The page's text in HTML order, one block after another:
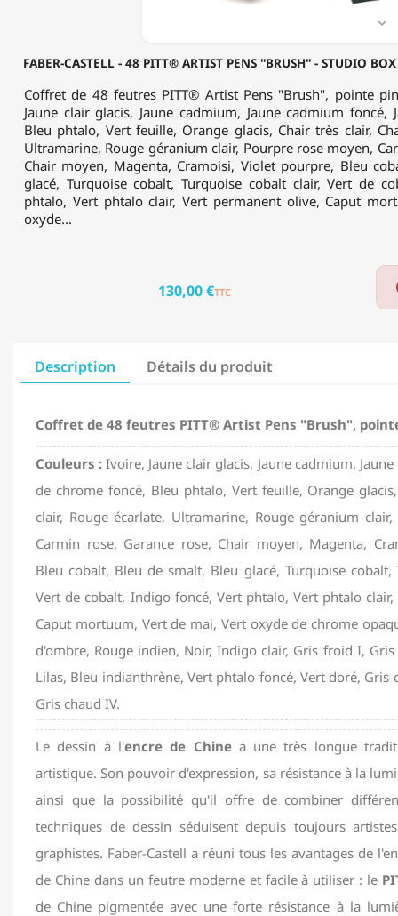
48
POINTE
PINCEAU
FABER-CASTELL - 48 PITT® ARTIST PENS "BRUSH" - STUDIO

Coffret de 48 feutres PITT® Artist Pens "Brush", pointe
Jaune clair glacis, Jaune cadmium, Jaune cadmium foncé,
Bleu phtalo, Vert feuille, Orange glacis, Chair très clair,
Ultramarine, Rouge géranium clair, Pourpre rose moyen,
Chair moyen, Magenta, Cramoisi, Violet pourpre, Bleu
glacé, Turquoise cobalt, Turquoise cobalt clair, Vert de
phtalo, Vert phtalo clair, Vert permanent olive, Caput
oxyde...
130,00 €TTC
Description Détails du produit
Coffret de 48 feutres PITT® Artist Pens "Brush",
Couleurs : Ivoire, Jaune clair glacis, Jaune cadmium,
de chrome foncé, Bleu phtalo, Vert feuille, Orange
clair, Rouge écarlate, Ultramarine, Rouge géranium
Carmin rose, Garance rose, Chair moyen, Magenta,
Bleu cobalt, Bleu de smalt, Bleu glacé, Turquoise cobalt,
Vert de cobalt, Indigo foncé, Vert phtalo, Vert phtalo
Caput mortuum, Vert de mai, Vert oxyde de chrome
d'ombre, Rouge indien, Noir, Indigo clair, Gris froid I,
Lilas, Bleu indianthrène, Vert phtalo foncé, Vert doré, Gris
Gris chaud IV.
Le dessin à l'encre de Chinea une très longue
artistique. Son pouvoir d'expression, sa résistance à la
ainsi que la possibilité qu'il offre de combiner
techniques de dessin séduisent depuis toujours
graphistes. Faber-Castell a réuni tous les avantages de
de Chine dans un feutre moderne et facile à utiliser : le
de Chine pigmentée avec une forte résistance à la